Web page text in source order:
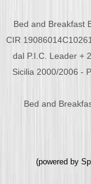
Bed and Breakfast
CIR
dal P.I.C. Leader +
Sicilia 2000/2006 -
Bed and
(powered by